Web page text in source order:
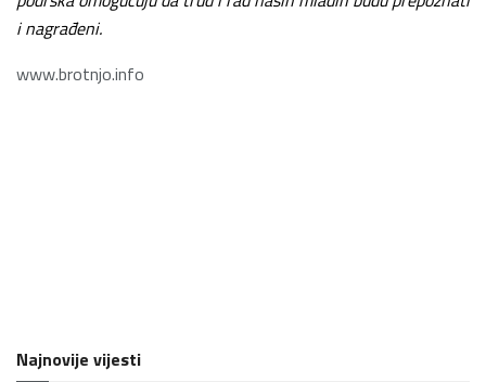
i nagrađeni.
www.brotnjo.info
Najnovije vijesti